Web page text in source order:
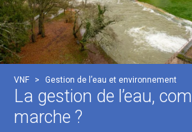
VNF > Gestion de l’eau et environnement
La gestion de l’eau,
marche ?